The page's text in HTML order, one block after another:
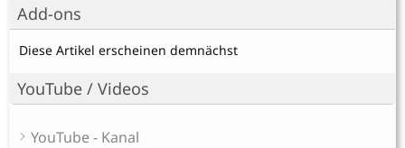
Add-ons
Diese Artikel erscheinen demnächst
YouTube / Videos
YouTube - Kanal